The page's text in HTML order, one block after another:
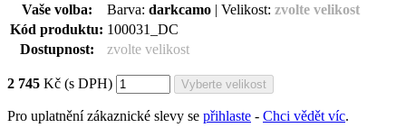
Vaše volba: Barva: darkcamo | Velikost: zvolte velikost
Kód produktu: 100031
DC
Dostupnost:
zvolte velikost
2 745 Kč (s DPH)
Pro uplatnění zákaznické slevy se přihlaste - Chci vědět víc.